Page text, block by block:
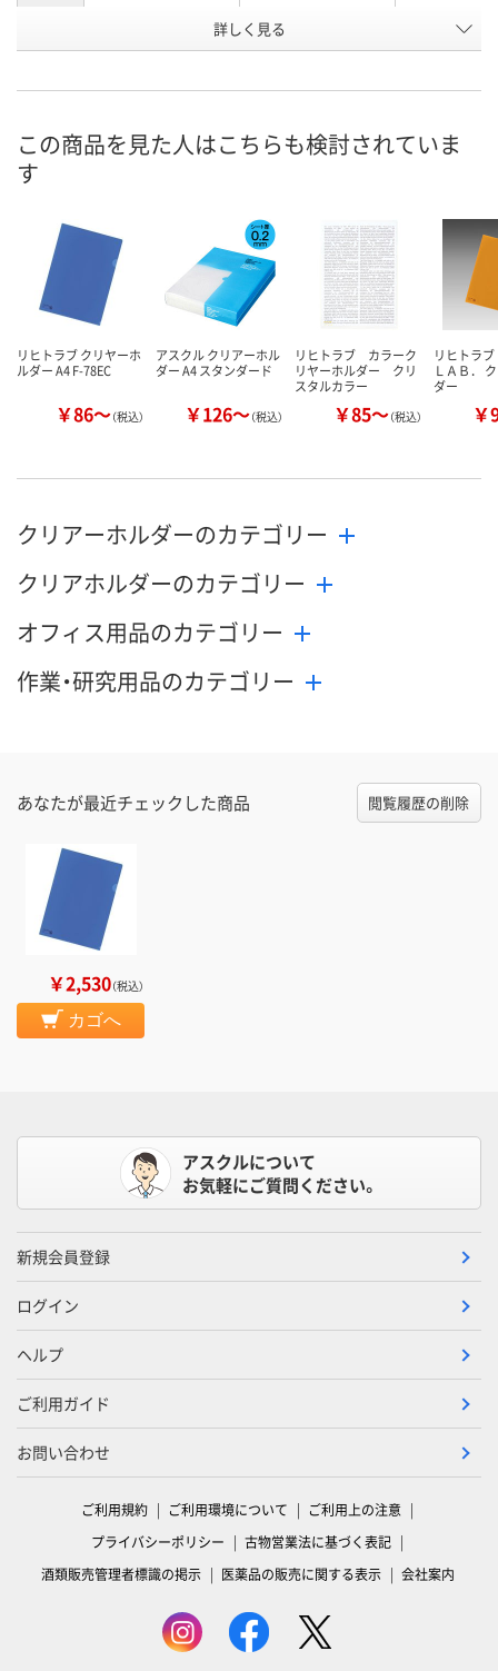
UE77731 NK42670
お届け日 2026年8月下旬 2026年8月下旬 8月9日（日）
カゴへ
数量
カゴへ カ
詳しく見る
この商品を見た人はこちらも検討されていま
す
リヒトラブ クリヤーホ
ルダー A4 F-78EC
￥86～（税込）
アスクル クリアーホル
ダー A4 スタンダード
￥126～（税込）
リヒトラブ カラーク
リヤーホルダー クリ
スタルカラー
￥85～（税込）
リヒトラ
ＬＡＢ．
ダー
￥
クリアーホルダーのカテゴリー
クリアホルダーのカテゴリー
オフィス用品のカテゴリー
作業・研究用品のカテゴリー
あなたが最近チェックした商品 閲覧履歴の削除
￥2,530（税込）
カゴへ
アスクルについて
お気軽にご質問ください。
新規会員登録
ログイン
ヘルプ
ご利用ガイド
お問い合わせ
ご利用規約 ご利用環境について
ご利用上の注意
プライバシーポリシー
古物営業法に基づく表記
酒類販売管理者標識の掲示
医薬品の販売に関する表示 会社案内